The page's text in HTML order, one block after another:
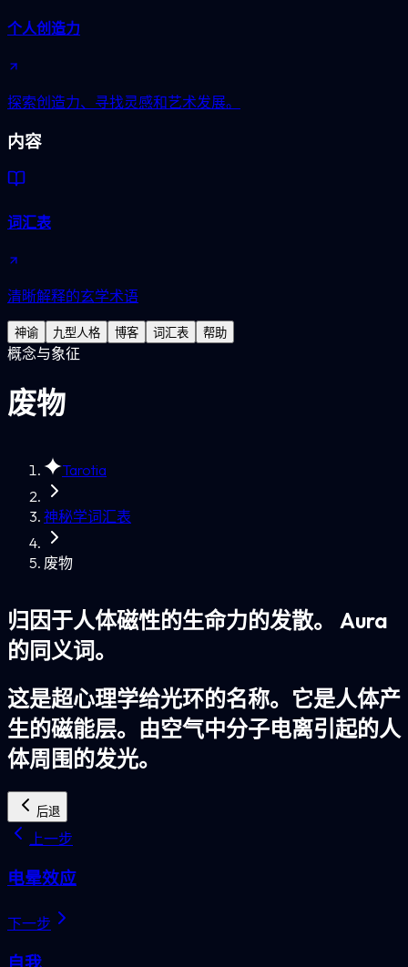
个人创造力
探索创造力、寻找灵感和艺术发展。
内容
词汇表
清晰解释的玄学术语
神谕 九型人格 博客 词汇表 帮助
概念与象征
废物
Tarotia
神秘学词汇表
废物
归因于人体磁性的生命力的发散。 Aura
的同义词。
这是超心理学给光环的名称。它是人体产
生的磁能层。由空气中分子电离引起的人
体周围的发光。
后退
上一步
电晕效应
下一步
自我